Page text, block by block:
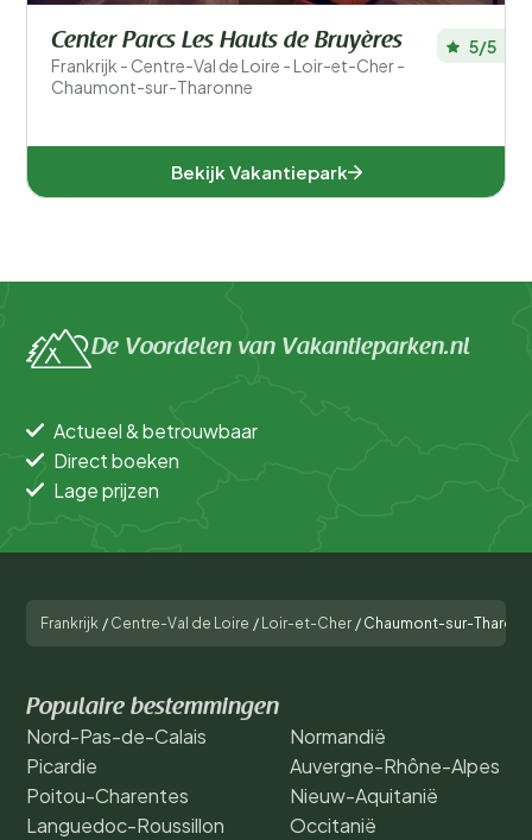
Zwemmen
Aanbieder
Accommodatiegrootte
Center Parcs Les Hauts de Bruyères
Frankrijk - Centre-Val de Loire - Loir-et-Cher -
Chaumont-sur-Tharonne
5/5
Bekijk Vakantiepark
De Voordelen van Vakantieparken.nl
Actueel & betrouwbaar
Direct boeken
Lage prijzen
Frankrijk / Centre-Val de Loire / Loir-et-Cher / Chaumont-sur-
Populaire bestemmingen
Nord-Pas-de-Calais
Picardie
Poitou-Charentes
Languedoc-Roussillon
Normandië
Auvergne-Rhône-Alpes
Nieuw-Aquitanië
Occitanië